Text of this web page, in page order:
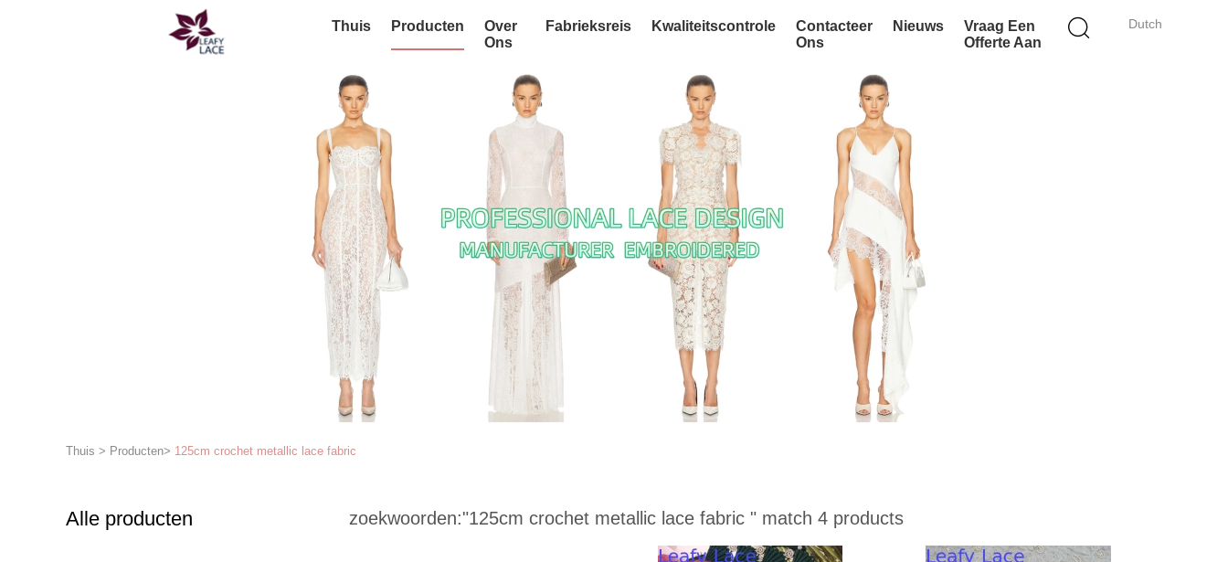
Dutch
Thuis Producten
Over
Ons
Fabrieksreis Kwaliteitscontrole
Contacteer
Ons
Nieuws
Vraag Een
Offerte Aan
Thuis > Producten> 125cm crochet metallic lace fabric
Alle producten zoekwoorden:"125cm crochet metallic lace fabric " match 4 products